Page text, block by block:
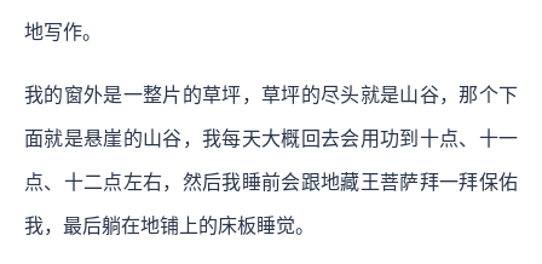
地写作。
我的窗外是一整片的草坪，草坪的尽头就是山谷，那个下
面就是悬崖的山谷，我每天大概回去会用功到十点、十一
点、十二点左右，然后我睡前会跟地藏王菩萨拜一拜保佑
我，最后躺在地铺上的床板睡觉。